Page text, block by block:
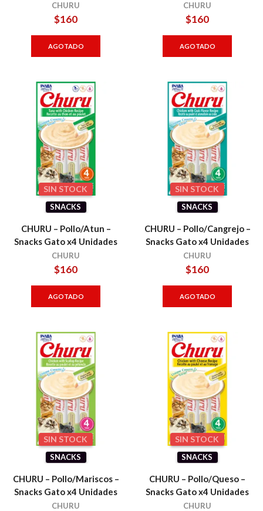
CHURU
$160
AGOTADO
CHURU
$160
AGOTADO
SIN STOCK
SNACKS
CHURU – Pollo/Atun –
Snacks Gato x4 Unidades
CHURU
$160
AGOTADO
SIN STOCK
SNACKS
CHURU – Pollo/Cangrejo –
Snacks Gato x4 Unidades
CHURU
$160
AGOTADO
SIN STOCK
SNACKS
CHURU – Pollo/Mariscos –
Snacks Gato x4 Unidades
CHURU
SIN STOCK
SNACKS
CHURU – Pollo/Queso –
Snacks Gato x4 Unidades
CHURU